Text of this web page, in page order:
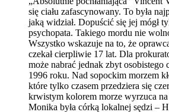
się ciału zafascynowany. To była
jaką widział. Dopuścić się jej mógł
psychopata. Takiego mordu nie
Wszystko wskazuje na to, że
czekał cierpliwie 17 lat. Dla
może nabrać jednak zbyt osobistego
1996 roku. Nad sopockim morzem
które tylko czasem przedziera się
krwistym kolorem morze wyrzuca na
Monika była córką lokalnej sędzi –